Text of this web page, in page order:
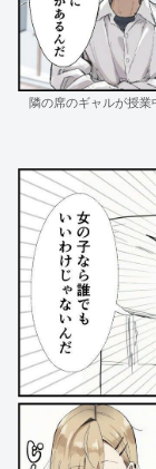
隣の席のギャルが授業